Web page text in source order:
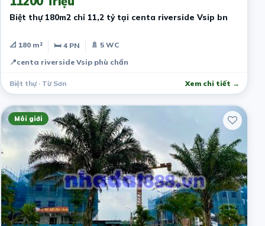
Biệt thự 180m2 chỉ 11,2 tỷ tại centa riverside Vsip bn
📐 180 m² 🛏 4 PN
🚿 5 WC
📍centa riverside Vsip phù chẩn
Biệt thự · Từ Sơn Xem chi tiết →
Môi giới